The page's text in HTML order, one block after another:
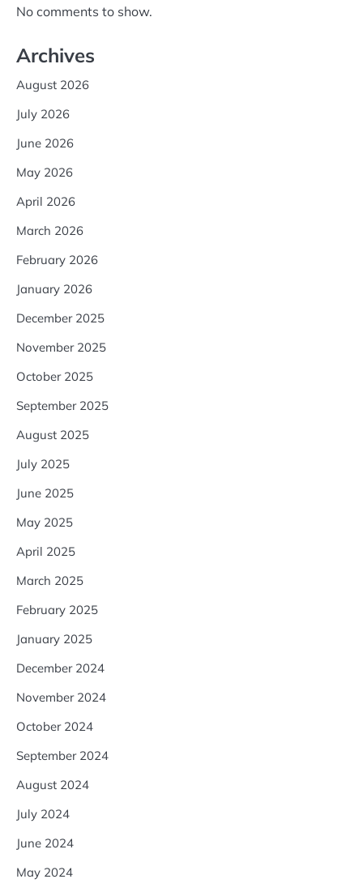
No comments to show.
Archives
August 2026
July 2026
June 2026
May 2026
April 2026
March 2026
February 2026
January 2026
December 2025
November 2025
October 2025
September 2025
August 2025
July 2025
June 2025
May 2025
April 2025
March 2025
February 2025
January 2025
December 2024
November 2024
October 2024
September 2024
August 2024
July 2024
June 2024
May 2024